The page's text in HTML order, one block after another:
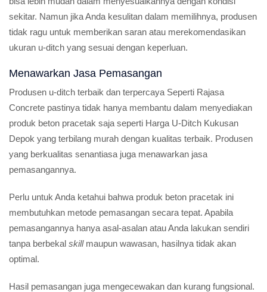
sekitar. Namun jika Anda kesulitan dalam memilihnya, produsen
tidak ragu untuk memberikan saran atau merekomendasikan
ukuran u-ditch yang sesuai dengan keperluan.
Menawarkan Jasa Pemasangan
Produsen u-ditch terbaik dan terpercaya Seperti Rajasa
Concrete pastinya tidak hanya membantu dalam menyediakan
produk beton pracetak saja seperti Harga U-Ditch Kukusan
Depok yang terbilang murah dengan kualitas terbaik. Produsen
yang berkualitas senantiasa juga menawarkan jasa
pemasangannya.
Perlu untuk Anda ketahui bahwa produk beton pracetak ini
membutuhkan metode pemasangan secara tepat. Apabila
pemasangannya hanya asal-asalan atau Anda lakukan sendiri
tanpa berbekal skillmaupun wawasan, hasilnya tidak akan
optimal.
Hasil pemasangan juga mengecewakan dan kurang fungsional.